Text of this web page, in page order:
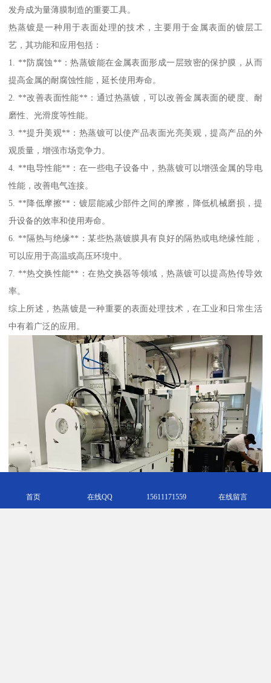
发舟成为量薄膜制造的重要工具。
热蒸镀是一种用于表面处理的技术，主要用于金属表面的镀层工
艺，其功能和应用包括：
1. **防腐蚀**：热蒸镀能在金属表面形成一层致密的保护膜，从而
提高金属的耐腐蚀性能，延长使用寿命。
2. **改善表面性能**：通过热蒸镀，可以改善金属表面的硬度、耐
磨性、光滑度等性能。
3. **提升美观**：热蒸镀可以使产品表面光亮美观，提高产品的外
观质量，增强市场竞争力。
4. **电导性能**：在一些电子设备中，热蒸镀可以增强金属的导电
性能，改善电气连接。
5. **降低摩擦**：镀层能减少部件之间的摩擦，降低机械磨损，提
升设备的效率和使用寿命。
6. **隔热与绝缘**：某些热蒸镀膜具有良好的隔热或电绝缘性能，
可以应用于高温或高压环境中。
7. **热交换性能**：在热交换器等领域，热蒸镀可以提高热传导效
率。
综上所述，热蒸镀是一种重要的表面处理技术，在工业和日常生活
中有着广泛的应用。
首页 在线QQ 15611171559 在线留言